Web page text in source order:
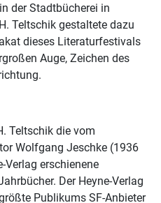
der Stadtbücherei in
Teltschik gestaltete dazu
dieses Literaturfestivals
Auge, Zeichen des
Teltschik die vom
Wolfgang Jeschke (1936
erschienene
Der Heyne-Verlag
Publikums SF-Anbieter